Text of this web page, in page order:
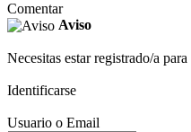
Comentar
Aviso
Necesitas estar registrado/a
Identificarse
Usuario o Email